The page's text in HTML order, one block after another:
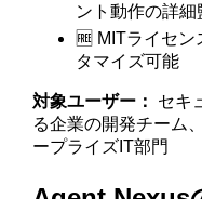
ント動作の詳細
🆓 MITライセ
タマイズ可能
対象ユーザー：
セキ
る企業の開発チーム
ープライズIT部門